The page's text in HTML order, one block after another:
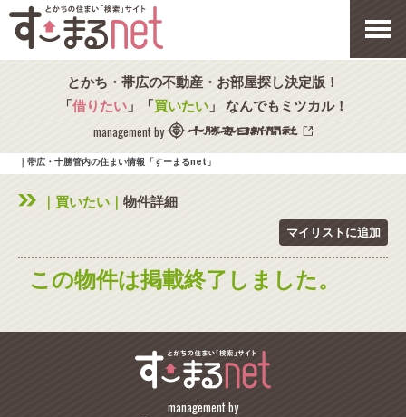
とかち・帯広の不動産・お部屋探し決定版！
「借りたい」「買いたい」 なんでもミツカル！
management by
｜帯広・十勝管内の住まい情報「すーまるnet」
｜買いたい｜ 物件詳細
マイリストに追加
この物件は掲載終了しました。
management by